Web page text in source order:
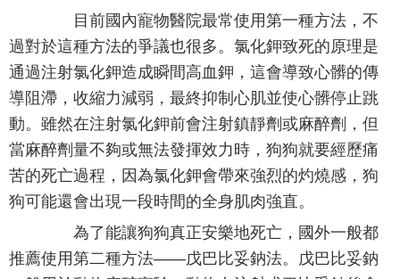
目前國內寵物醫院最常使用第一種方法，不
過對於這種方法的爭議也很多。氯化鉀致死的原理是
通過注射氯化鉀造成瞬間高血鉀，這會導致心髒的傳
導阻滯，收縮力減弱，最終抑制心肌並使心髒停止跳
動。雖然在注射氯化鉀前會注射鎮靜劑或麻醉劑，但
當麻醉劑量不夠或無法發揮效力時，狗狗就要經歷痛
苦的死亡過程，因為氯化鉀會帶來強烈的灼燒感，狗
狗可能還會出現一段時間的全身肌肉強直。
為了能讓狗狗真正安樂地死亡，國外一般都
推薦使用第二種方法——戊巴比妥鈉法。戊巴比妥鈉